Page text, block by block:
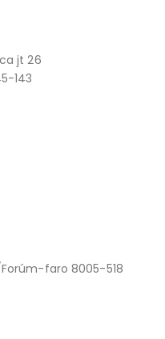
jt 26
143
faro 8005-518